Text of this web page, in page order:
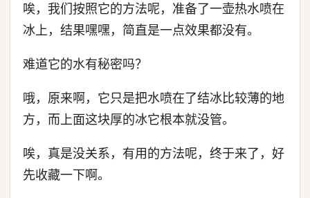
唉，我们按照它的方法呢，准备了一壶热水喷在
冰上，结果嘿嘿，简直是一点效果都没有。
难道它的水有秘密吗？
哦，原来啊，它只是把水喷在了结冰比较薄的地
方，而上面这块厚的冰它根本就没管。
唉，真是没关系，有用的方法呢，终于来了，好
先收藏一下啊。